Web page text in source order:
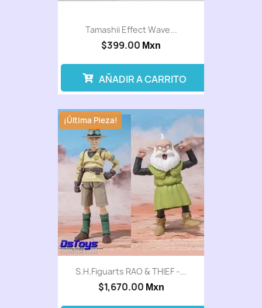
Tamashii Effect Wave...
$399.00 Mxn
AÑADIR A CARRITO
S.H.Figuarts RAO & THIEF -...
$1,670.00 Mxn
¡Última Pieza!